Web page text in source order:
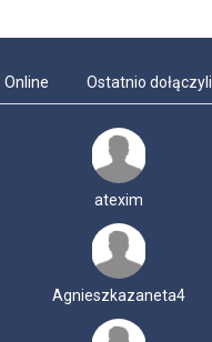
Online Ostatnio dołączyli
atexim
Agnieszkazaneta4